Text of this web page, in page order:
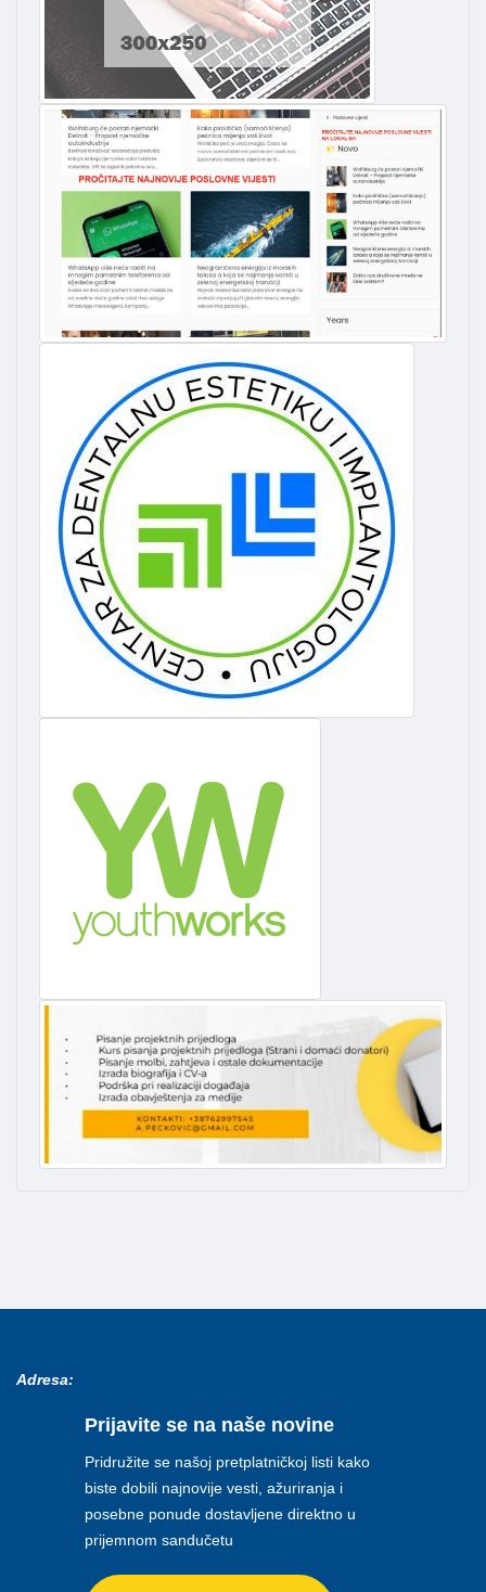
Adresa:
Prijavite se na naše novine
Pridružite se našoj pretplatničkoj listi kako
biste dobili najnovije vesti, ažuriranja i
posebne ponude dostavljene direktno u
prijemnom sandučetu